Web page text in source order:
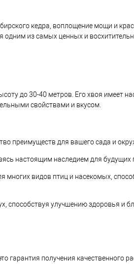
кедра, воплощение мощи и
одним из самых ценных и
до 30-40 метров. Его хвоя имеет
свойствами и вкусом.
преимуществ для вашего сада и
настоящим наследием для будущих
многих видов птиц и насекомых,
способствуя улучшению здоровья и
гарантия получения качественного